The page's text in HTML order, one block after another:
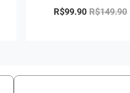
R$149.90
R$99.90